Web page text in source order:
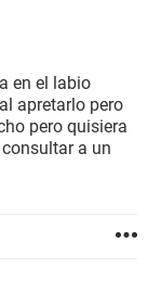
en el labio
apretarlo pero
pero quisiera
a un